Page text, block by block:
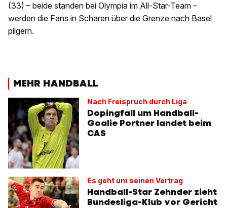
(33) – beide standen bei Olympia im All-Star-Team –
werden die Fans in Scharen über die Grenze nach Basel
pilgern.
MEHR HANDBALL
Nach Freispruch durch Liga
Dopingfall um Handball-
Goalie Portner landet beim
CAS
Es geht um seinen Vertrag
Handball-Star Zehnder zieht
Bundesliga-Klub vor Gericht